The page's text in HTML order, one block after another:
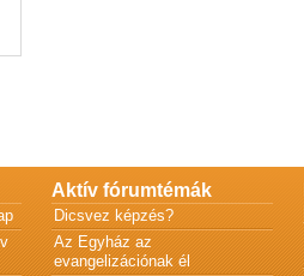
Aktív fórumtémák
Dicsvez képzés?
Az Egyház az
evangelizációnak él